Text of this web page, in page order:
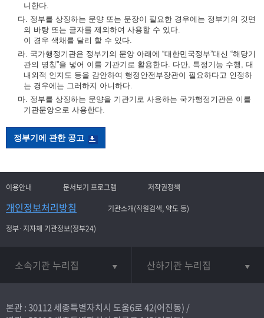
니한다.
다. 정부를 상징하는 문양 또는 문장이 필요한 경우에는 정부기의 깃면
의 바탕 또는 글자를 제외하여 사용할 수 있다.
이 경우 색채를 달리 할 수 있다.
라. 국가행정기관은 정부기의 문양 아래에 “대한민국정부”대신 “해당기
관의 명칭”을 넣어 이를 기관기로 활용한다. 다만, 특정기능 수행, 대
내외적 인지도 등을 감안하여 행정안전부장관이 필요하다고 인정하
는 경우에는 그러하지 아니하다.
마. 정부를 상징하는 문양을 기관기로 사용하는 국가행정기관은 이를
기관문양으로 사용한다.
정부기에 관한 공고
이용안내 문서보기 프로그램 저작권정책
개인정보처리방침
기관소개(직원검색, 약도 등)
정부·지자체 기관정보(정부24)
소속기관 누리집 산하기관 누리집
본관 : 30112 세종특별자치시 도움6로 42(어진동) /